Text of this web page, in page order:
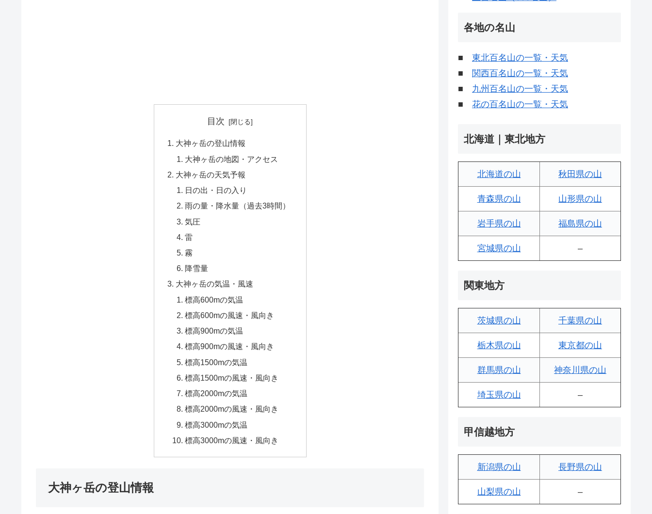
目次
大神ヶ岳の登山情報
大神ヶ岳の地図・アクセス
大神ヶ岳の天気予報
日の出・日の入り
雨の量・降水量（過去3時間）
気圧
雷
霧
降雪量
大神ヶ岳の気温・風速
標高600mの気温
標高600mの風速・風向き
標高900mの気温
標高900mの風速・風向き
標高1500mの気温
標高1500mの風速・風向き
標高2000mの気温
標高2000mの風速・風向き
標高3000mの気温
標高3000mの風速・風向き
大神ヶ岳の登山情報
各地の名山
■ 東北百名山の一覧・天気
■ 関西百名山の一覧・天気
■ 九州百名山の一覧・天気
■ 花の百名山の一覧・天気
北海道｜東北地方
北海道の山 秋田県の山
青森県の山 山形県の山
岩手県の山 福島県の山
宮城県の山 –
関東地方
茨城県の山 千葉県の山
栃木県の山 東京都の山
群馬県の山 神奈川県の山
埼玉県の山 –
甲信越地方
新潟県の山 長野県の山
山梨県の山 –